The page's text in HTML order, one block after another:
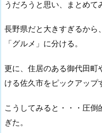
うだろうと思い、まとめて
長野県だと大きすぎるから
「グルメ」に分ける。
更に、住居のある御代田町
ける佐久市をピックアップ
こうしてみると・・・圧
ぎた。